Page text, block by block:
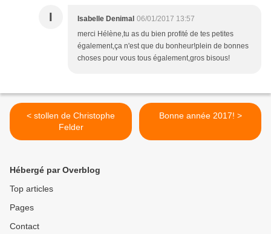
I Isabelle Denimal 06/01/2017 13:57
merci Hélène,tu as du bien profité de tes petites
également,ça n'est que du bonheur!plein de bonnes
choses pour vous tous également,gros bisous!
< stollen de Christophe
Felder
Bonne année 2017! >
Hébergé par Overblog
Top articles
Pages
Contact